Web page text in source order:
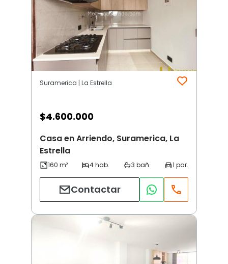
Suramerica | La Estrella
$4.600.000
Casa en Arriendo, Suramerica, La
Estrella
Contactar